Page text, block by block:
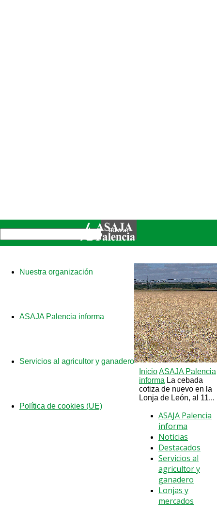
Nuestra organización
ASAJA Palencia informa
Servicios al agricultor y ganadero
Política de cookies (UE)
InicioASAJA Palencia
informa La cebada
cotiza de nuevo en la
Lonja de León, al 11...
ASAJA Palencia
informa
Noticias
Destacados
Servicios al
agricultor y
ganadero
Lonjas y
mercados